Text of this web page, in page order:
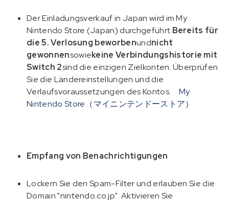
Der Einladungsverkauf in Japan wird im My
Nintendo Store (Japan) durchgeführt.Bereits für
die 5. Verlosung beworbenundnicht
gewonnensowiekeine Verbindungshistorie mit
Switch 2sind die einzigen Zielkonten. Überprüfen
Sie die Ländereinstellungen und die
Verlaufsvoraussetzungen des Kontos.
My
Nintendo Store（マイニンテンドーストア）
Empfang von Benachrichtigungen
Lockern Sie den Spam-Filter und erlauben Sie die
Domain "nintendo.co.jp". Aktivieren Sie